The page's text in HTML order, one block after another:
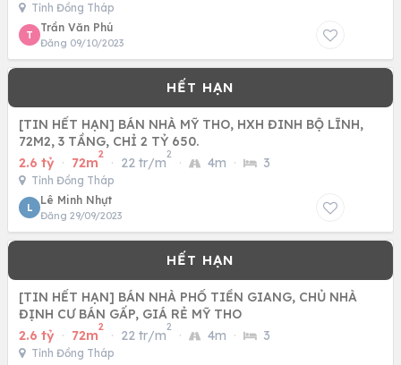
Tỉnh Đồng Tháp
T
Trần Văn Phú
Đăng 09/10/2023
[TIN HẾT HẠN] BÁN NHÀ MỸ THO, HXH ĐINH BỘ LĨNH,
72M2, 3 TẦNG, CHỈ 2 TỶ 650.
2.6 tỷ · 72m
2
· 22 tr/m
2
· 4m · 3
Tỉnh Đồng Tháp
L
Lê Minh Nhựt
Đăng 29/09/2023
[TIN HẾT HẠN] BÁN NHÀ PHỐ TIỀN GIANG, CHỦ NHÀ
ĐỊNH CƯ BÁN GẤP, GIÁ RẺ MỸ THO
2.6 tỷ · 72m
2
· 22 tr/m
2
· 4m · 3
Tỉnh Đồng Tháp